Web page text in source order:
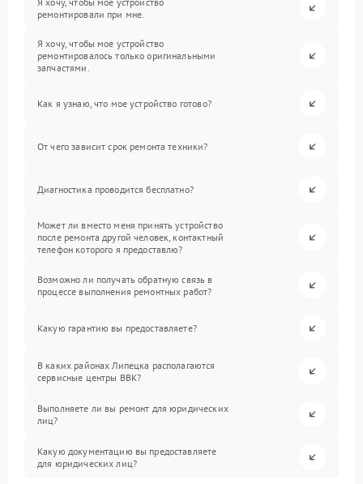
ремонтировали при мне.
Я хочу, чтобы мое устройство
ремонтировалось только оригинальными
запчастями.
Как я узнаю, что мое устройство готово?
От чего зависит срок ремонта техники?
Диагностика проводится бесплатно?
Может ли вместо меня принять устройство
после ремонта другой человек, контактный
телефон которого я предоставлю?
Возможно ли получать обратную связь в
процессе выполнения ремонтных работ?
Какую гарантию вы предоставляете?
В каких районах Липецка располагаются
сервисные центры BBK?
Выполняете ли вы ремонт для юридических
лиц?
Какую документацию вы предоставляете
для юридических лиц?